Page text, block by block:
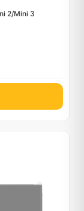
2/Mini 3